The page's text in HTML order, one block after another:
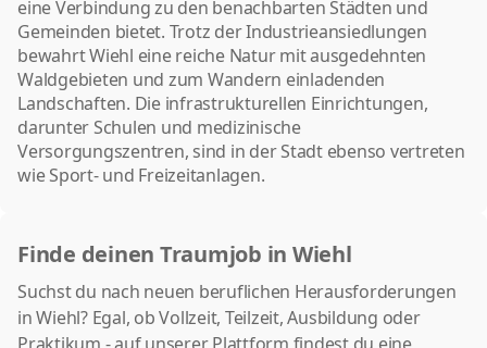
eine Verbindung zu den benachbarten Städten und
Gemeinden bietet. Trotz der Industrieansiedlungen
bewahrt Wiehl eine reiche Natur mit ausgedehnten
Waldgebieten und zum Wandern einladenden
Landschaften. Die infrastrukturellen Einrichtungen,
darunter Schulen und medizinische
Versorgungszentren, sind in der Stadt ebenso vertreten
wie Sport- und Freizeitanlagen.
Finde deinen Traumjob in Wiehl
Suchst du nach neuen beruflichen Herausforderungen
in Wiehl? Egal, ob Vollzeit, Teilzeit, Ausbildung oder